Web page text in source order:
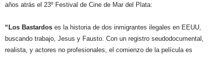
años atrás el 23º Festival de Cine de Mar del Plata:
“Los Bastardos es la historia de dos inmigrantes ilegales en EEUU,
buscando trabajo, Jesus y Fausto. Con un registro seudodocumental,
realista, y actores no profesionales, el comienzo de la película es